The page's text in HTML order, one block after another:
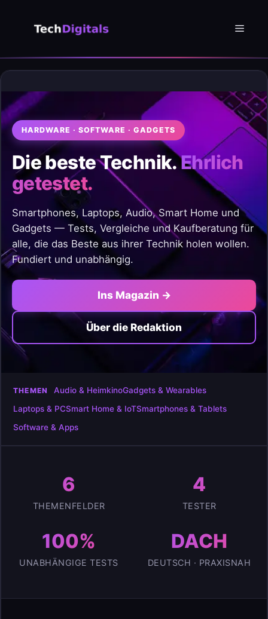
Menü
HARDWARE · SOFTWARE · GADGETS
Die beste Technik.Ehrlich
getestet.
Smartphones, Laptops, Audio, Smart Home und
Gadgets — Tests, Vergleiche und Kaufberatung für
alle, die das Beste aus ihrer Technik holen wollen.
Fundiert und unabhängig.
Ins Magazin →
Über die Redaktion
THEMEN Audio & HeimkinoGadgets & Wearables
Laptops & PCSmart Home & IoTSmartphones & Tablets
Software & Apps
6
THEMENFELDER
4
TESTER
100%
UNABHÄNGIGE TESTS
DACH
DEUTSCH · PRAXISNAH